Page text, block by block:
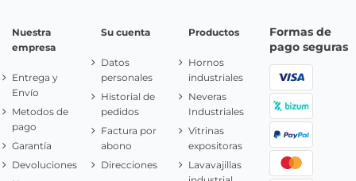
Nuestra
empresa
Entrega y
Envío
Metodos de
pago
Garantía
Devoluciones
Su cuenta
Datos
personales
Historial de
pedidos
Factura por
abono
Direcciones
Productos
Hornos
industriales
Neveras
Industriales
Vitrinas
expositoras
Lavavajillas
Formas de
pago seguras